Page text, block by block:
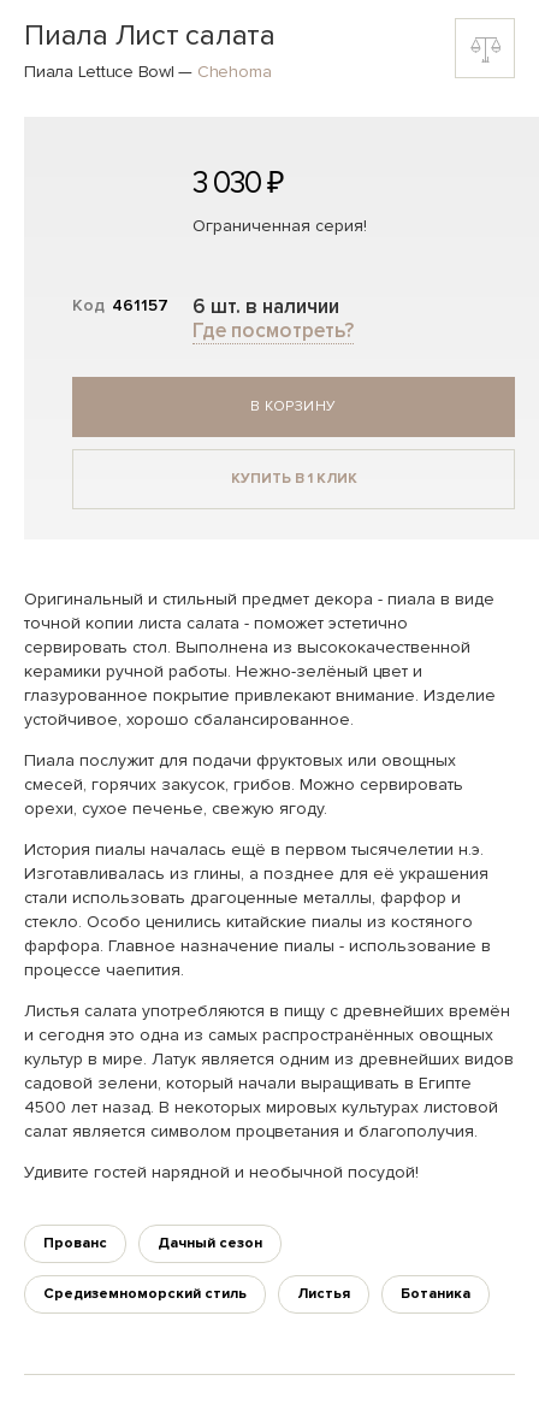
Пиала Лист салата
Пиала Lettuce Bowl — Chehoma
Код 461157
3 030 ₽
Ограниченная серия!
6 шт. в наличии
Где посмотреть?
В КОРЗИНУ
КУПИТЬ В 1 КЛИК
Оригинальный и стильный предмет декора - пиала в виде
точной копии листа салата - поможет эстетично
сервировать стол. Выполнена из высококачественной
керамики ручной работы. Нежно-зелёный цвет и
глазурованное покрытие привлекают внимание. Изделие
устойчивое, хорошо сбалансированное.
Пиала послужит для подачи фруктовых или овощных
смесей, горячих закусок, грибов. Можно сервировать
орехи, сухое печенье, свежую ягоду.
История пиалы началась ещё в первом тысячелетии н.э.
Изготавливалась из глины, а позднее для её украшения
стали использовать драгоценные металлы, фарфор и
стекло. Особо ценились китайские пиалы из костяного
фарфора. Главное назначение пиалы - использование в
процессе чаепития.
Листья салата употребляются в пищу с древнейших времён
и сегодня это одна из самых распространённых овощных
культур в мире. Латук является одним из древнейших видов
садовой зелени, который начали выращивать в Египте
4500 лет назад. В некоторых мировых культурах листовой
салат является символом процветания и благополучия.
Удивите гостей нарядной и необычной посудой!
Прованс Дачный сезон
Средиземноморский стиль Листья Ботаника